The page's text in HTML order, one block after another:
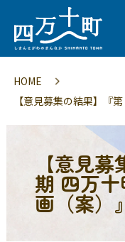
HOME
【意見募集の結果】『
【意見
期 四万
画（案）』